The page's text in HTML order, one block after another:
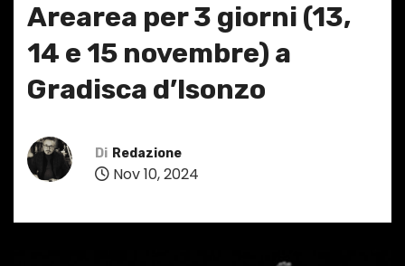
Arearea per 3 giorni (13,
14 e 15 novembre) a
Gradisca d’Isonzo
Di Redazione
Nov 10, 2024